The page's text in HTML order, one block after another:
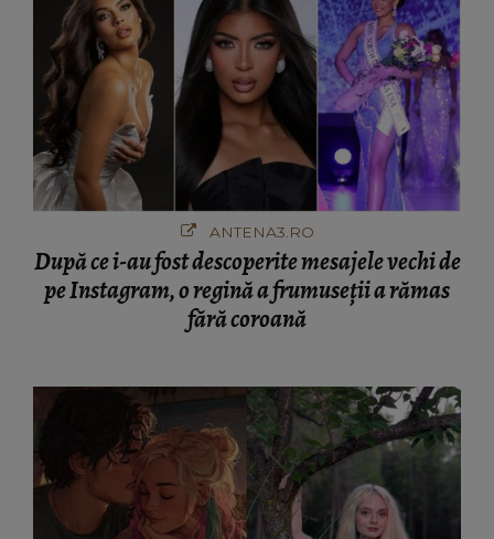
ANTENA3.RO
După ce i-au fost descoperite mesajele vechi de
pe Instagram, o regină a frumuseții a rămas
fără coroană